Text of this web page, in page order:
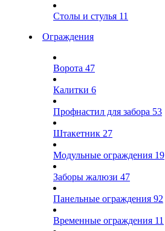
Столы и стулья 11
Ограждения
Ворота 47
Калитки 6
Профнастил для забора 53
Штакетник 27
Модульные ограждения 19
Заборы жалюзи 47
Панельные ограждения 92
Временные ограждения 11